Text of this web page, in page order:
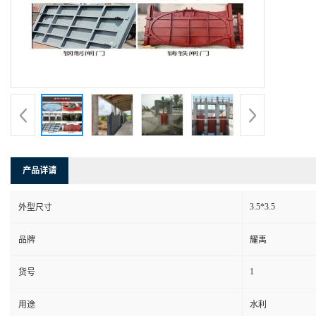
产品详请
外型尺寸 3.5*3.5
品牌 耀禹
货号 1
用途 水利